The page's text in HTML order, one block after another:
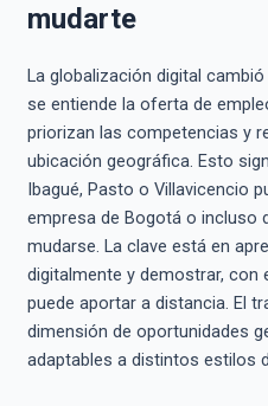
mudarte
La globalización digital
se entiende la oferta de
priorizan las competencias y
ubicación geográfica. Esto
Ibagué, Pasto o Villavicencio
empresa de Bogotá o incluso
mudarse. La clave está en
digitalmente y demostrar, con
puede aportar a distancia. El
dimensión de oportunidades
adaptables a distintos estilos